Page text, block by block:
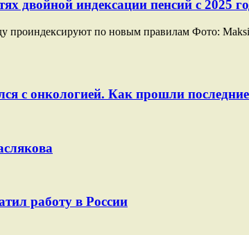
двойной индексации пенсий с 2025
по новым правилам Фото:
с онкологией. Как прошли
работу в России